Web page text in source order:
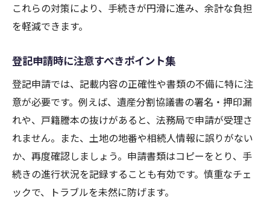
これらの対策により、手続きが円滑に進み、余計な負担
を軽減できます。
登記申請時に注意すべきポイント集
登記申請では、記載内容の正確性や書類の不備に特に注
意が必要です。例えば、遺産分割協議書の署名・押印漏
れや、戸籍謄本の抜けがあると、法務局で申請が受理さ
れません。また、土地の地番や相続人情報に誤りがない
か、再度確認しましょう。申請書類はコピーをとり、手
続きの進行状況を記録することも有効です。慎重なチェ
ックで、トラブルを未然に防げます。